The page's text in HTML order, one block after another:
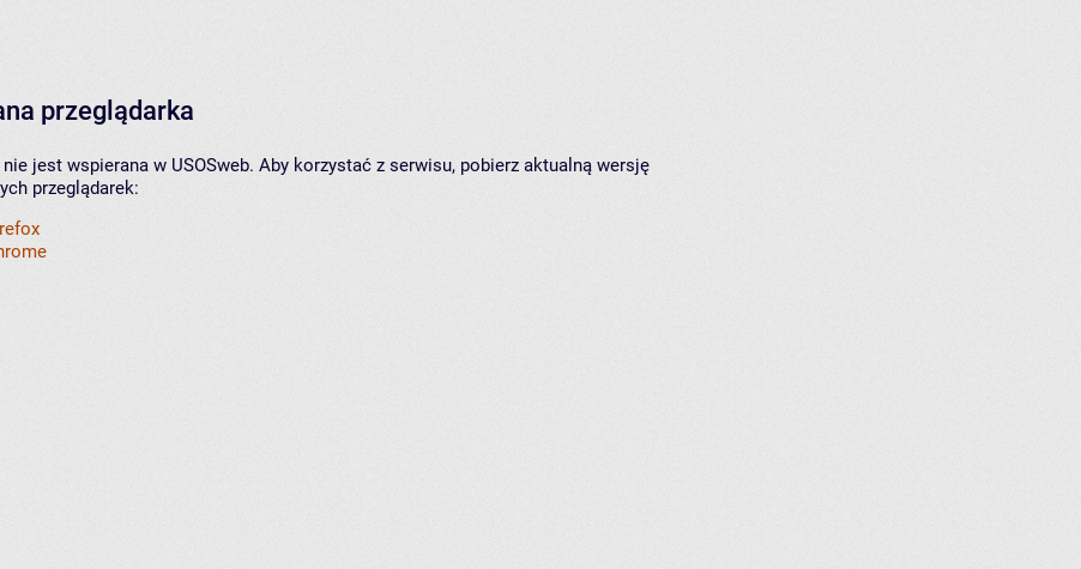
przeglądarka
jest wspierana w USOSweb. Aby korzystać z serwisu, pobierz aktualną wersję
przeglądarek: